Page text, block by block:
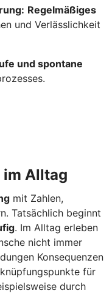
Regelmäßiges
und Verlässlichkeit
und spontane
Alltag
mit Zahlen,
Tatsächlich beginnt
. Im Alltag erleben
nicht immer
Konsequenzen
für
durch